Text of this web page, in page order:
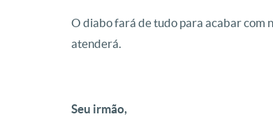
O diabo fará de tudo para acabar com
atenderá.
Seu irmão,